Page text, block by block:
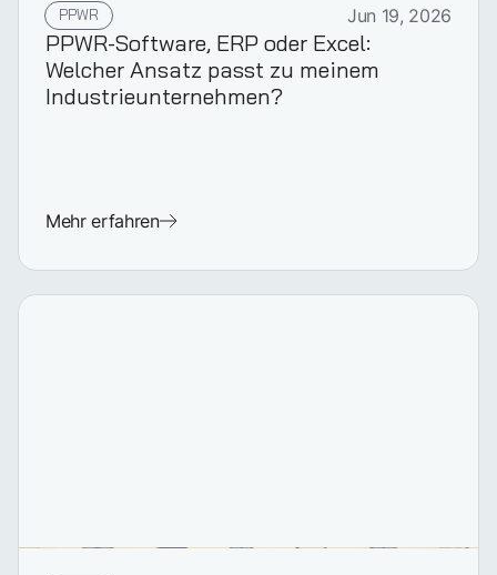
PPWR Jun 19, 2026
PPWR-Software, ERP oder Excel:
Welcher Ansatz passt zu meinem
Industrieunternehmen?
Mehr erfahren